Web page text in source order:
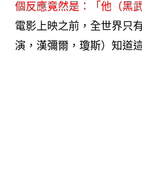
個反應竟然是：「他（黑
電影上映之前，全世界只
演，漢彌爾，瓊斯）知道